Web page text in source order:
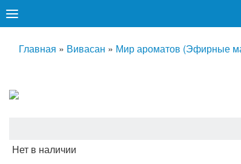
Главная » Вивасан » Мир ароматов (Эфирные
Нет в наличии